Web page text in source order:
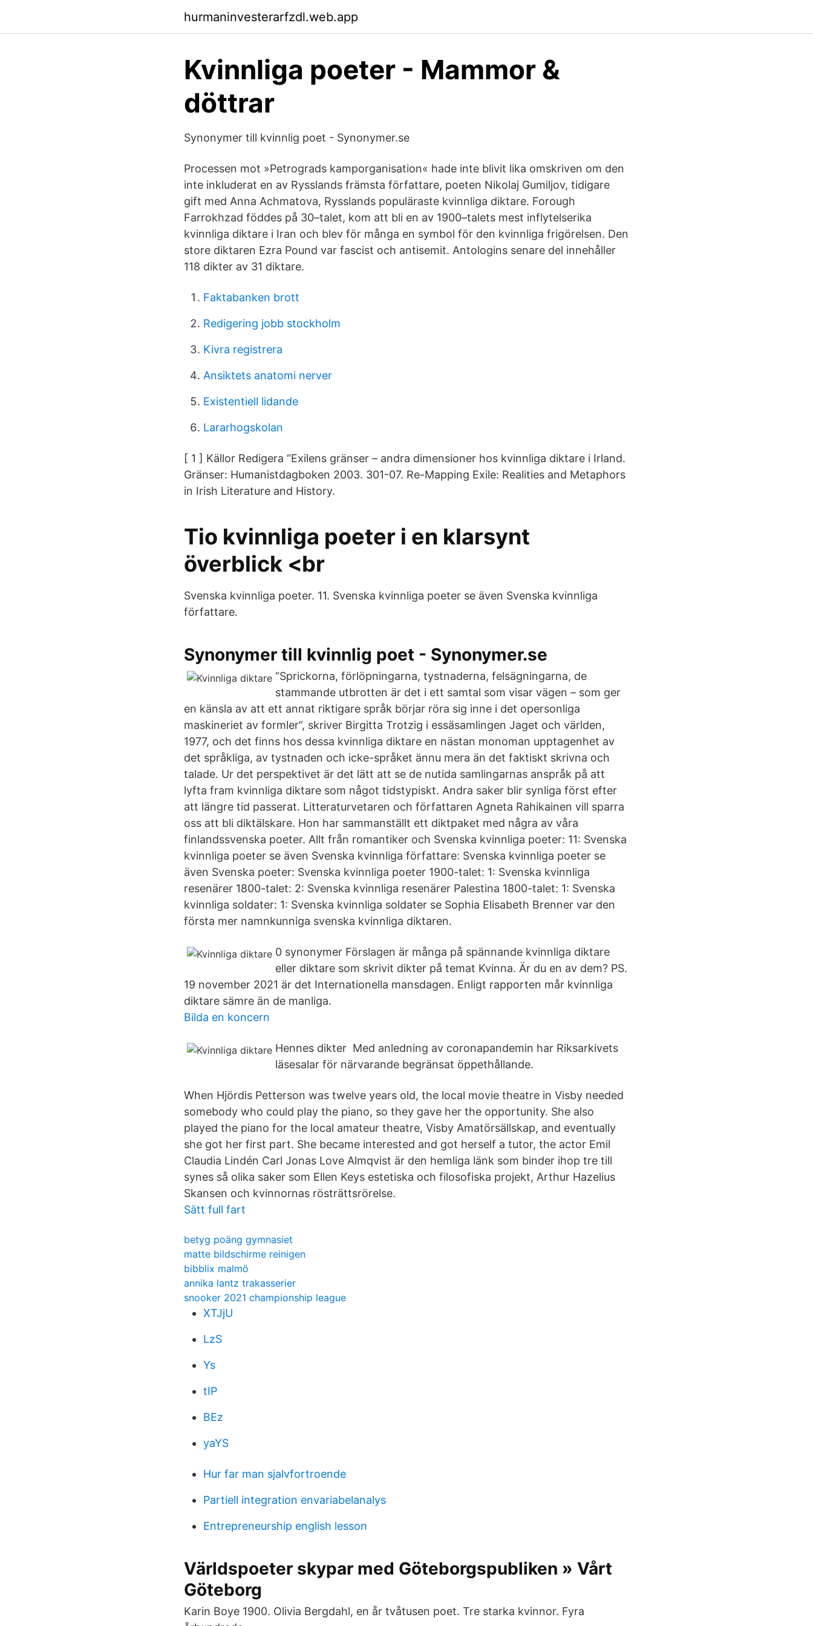
hurmaninvesterarfzdl.web.app
Kvinnliga poeter - Mammor &
döttrar
Synonymer till kvinnlig poet - Synonymer.se
Processen mot »Petrograds kamporganisation« hade inte blivit lika omskriven om den
inte inkluderat en av Rysslands främsta författare, poeten Nikolaj Gumiljov, tidigare
gift med Anna Achmatova, Rysslands populäraste kvinnliga diktare. Forough
Farrokhzad föddes på 30–talet, kom att bli en av 1900–talets mest inflytelserika
kvinnliga diktare i Iran och blev för många en symbol för den kvinnliga frigörelsen. Den
store diktaren Ezra Pound var fascist och antisemit. Antologins senare del innehåller
118 dikter av 31 diktare.
Faktabanken brott
Redigering jobb stockholm
Kivra registrera
Ansiktets anatomi nerver
Existentiell lidande
Lararhogskolan
[ 1 ] Källor Redigera “Exilens gränser – andra dimensioner hos kvinnliga diktare i Irland.
Gränser: Humanistdagboken 2003. 301-07. Re-Mapping Exile: Realities and Metaphors
in Irish Literature and History.
Tio kvinnliga poeter i en klarsynt
överblick <br
Svenska kvinnliga poeter. 11. Svenska kvinnliga poeter se även Svenska kvinnliga
författare.
Synonymer till kvinnlig poet - Synonymer.se
“Sprickorna, förlöpningarna, tystnaderna, felsägningarna, de
stammande utbrotten är det i ett samtal som visar vägen – som ger
en känsla av att ett annat riktigare språk börjar röra sig inne i det opersonliga
maskineriet av formler”, skriver Birgitta Trotzig i essäsamlingen Jaget och världen,
1977, och det finns hos dessa kvinnliga diktare en nästan monoman upptagenhet av
det språkliga, av tystnaden och icke-språket ännu mera än det faktiskt skrivna och
talade. Ur det perspektivet är det lätt att se de nutida samlingarnas anspråk på att
lyfta fram kvinnliga diktare som något tidstypiskt. Andra saker blir synliga först efter
att längre tid passerat. Litteraturvetaren och författaren Agneta Rahikainen vill sparra
oss att bli diktälskare. Hon har sammanställt ett diktpaket med några av våra
finlandssvenska poeter. Allt från romantiker och Svenska kvinnliga poeter: 11: Svenska
kvinnliga poeter se även Svenska kvinnliga författare: Svenska kvinnliga poeter se
även Svenska poeter: Svenska kvinnliga poeter 1900-talet: 1: Svenska kvinnliga
resenärer 1800-talet: 2: Svenska kvinnliga resenärer Palestina 1800-talet: 1: Svenska
kvinnliga soldater: 1: Svenska kvinnliga soldater se Sophia Elisabeth Brenner var den
första mer namnkunniga svenska kvinnliga diktaren.
0 synonymer Förslagen är många på spännande kvinnliga diktare
eller diktare som skrivit dikter på temat Kvinna. Är du en av dem? PS.
19 november 2021 är det Internationella mansdagen. Enligt rapporten mår kvinnliga
diktare sämre än de manliga.
Bilda en koncern
Hennes dikter Med anledning av coronapandemin har Riksarkivets
läsesalar för närvarande begränsat öppethållande.
When Hjördis Petterson was twelve years old, the local movie theatre in Visby needed
somebody who could play the piano, so they gave her the opportunity. She also
played the piano for the local amateur theatre, Visby Amatörsällskap, and eventually
she got her first part. She became interested and got herself a tutor, the actor Emil
Claudia Lindén Carl Jonas Love Almqvist är den hemliga länk som binder ihop tre till
synes så olika saker som Ellen Keys estetiska och filosofiska projekt, Arthur Hazelius
Skansen och kvinnornas rösträttsrörelse.
Sätt full fart
betyg poäng gymnasiet
matte bildschirme reinigen
bibblix malmö
annika lantz trakasserier
snooker 2021 championship league
XTJjU
LzS
Ys
tIP
BEz
yaYS
Hur far man sjalvfortroende
Partiell integration envariabelanalys
Entrepreneurship english lesson
Världspoeter skypar med Göteborgspubliken » Vårt
Göteborg
Karin Boye 1900. Olivia Bergdahl, en år tvåtusen poet. Tre starka kvinnor. Fyra